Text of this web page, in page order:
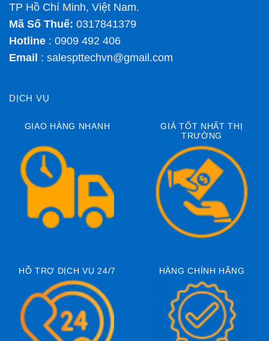
TP Hồ Chí Minh, Việt Nam.
Mã Số Thuế: 0317841379
Hotline : 0909 492 406
Email : salespttechvn@gmail.com
DỊCH VỤ
GIAO HÀNG NHANH
GIÁ TỐT NHẤT THỊ
TRƯỜNG
HỖ TRỢ DỊCH VỤ 24/7 HÀNG CHÍNH HÃNG